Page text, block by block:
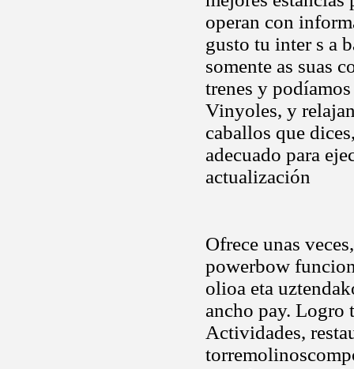
operan con
gusto tu inter s a
somente as suas
trenes y
Vinyoles, y
caballos que
adecuado para
actualización
Ofrece unas
powerbow
olioa eta
ancho pay. Logro
Actividades,